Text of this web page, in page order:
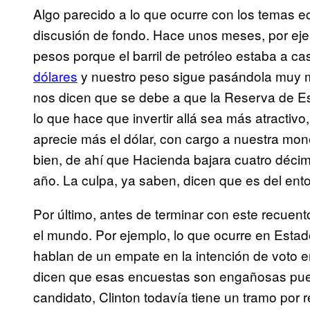
Algo parecido a lo que ocurre con los temas
discusión de fondo. Hace unos meses, por
pesos porque el barril de petróleo estaba a
dólares y nuestro peso sigue pasándola muy
nos dicen que se debe a que la Reserva de
lo que hace que invertir allá sea más
aprecie más el dólar, con cargo a nuestra
bien, de ahí que Hacienda bajara cuatro
año. La culpa, ya saben, dicen que es del
Por último, antes de terminar con este
el mundo. Por ejemplo, lo que ocurre en
hablan de un empate en la intención de voto
dicen que esas encuestas son engañosas
candidato, Clinton todavía tiene un tramo por